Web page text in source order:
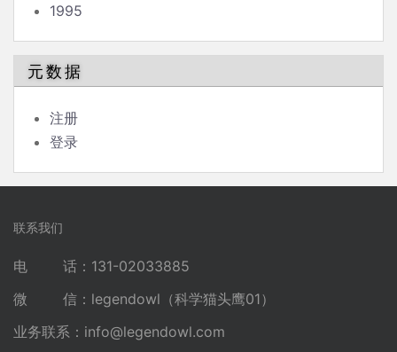
1995
元数据
注册
登录
联系我们
电 话：131-02033885
微 信：legendowl（科学猫头鹰01）
业务联系： info@legendowl.com